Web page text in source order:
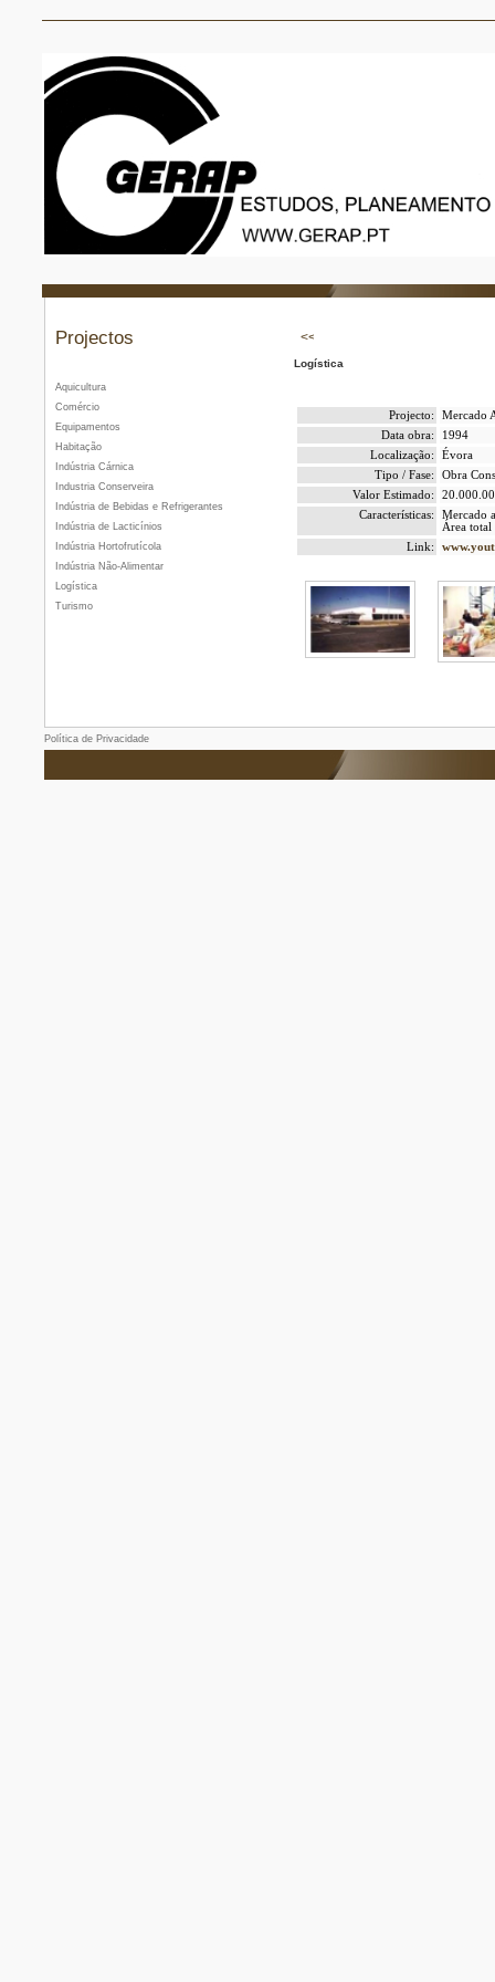
Projectos
Aquicultura
Comércio
Equipamentos
Habitação
Indústria Cárnica
Industria Conserveira
Indústria de Bebidas e Refrigerantes
Indústria de Lacticínios
Indústria Hortofrutícola
Indústria Não-Alimentar
Logística
Turismo
Logística
Projecto:
Mercado
Data obra:
1994
Localização:
Évora
Tipo / Fase:
Obra
Valor Estimado:
Características:
Mercado
Área total
Link:
Política de Privacidade